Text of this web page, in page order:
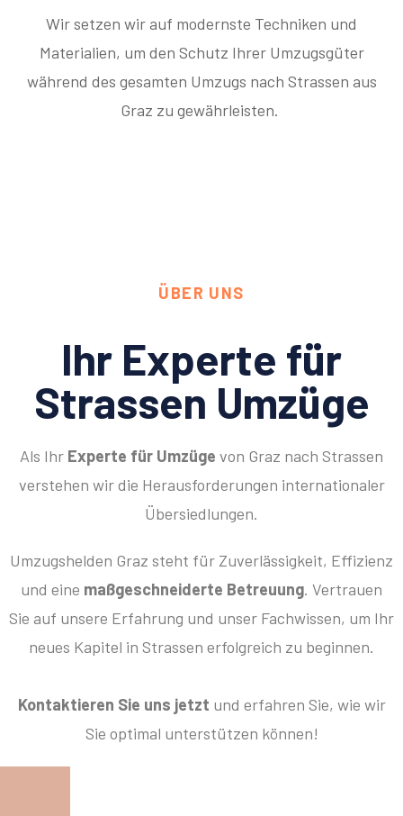
Wir setzen wir auf modernste Techniken und
Materialien, um den Schutz Ihrer Umzugsgüter
während des gesamten Umzugs nach Strassen aus
Graz zu gewährleisten.
ÜBER UNS
Ihr Experte für
Strassen Umzüge
Als Ihr Experte für Umzüge von Graz nach Strassen
verstehen wir die Herausforderungen internationaler
Übersiedlungen.
Umzugshelden Graz steht für Zuverlässigkeit, Effizienz
und eine maßgeschneiderte Betreuung. Vertrauen
Sie auf unsere Erfahrung und unser Fachwissen, um Ihr
neues Kapitel in Strassen erfolgreich zu beginnen.
Kontaktieren Sie uns jetzt und erfahren Sie, wie wir
Sie optimal unterstützen können!